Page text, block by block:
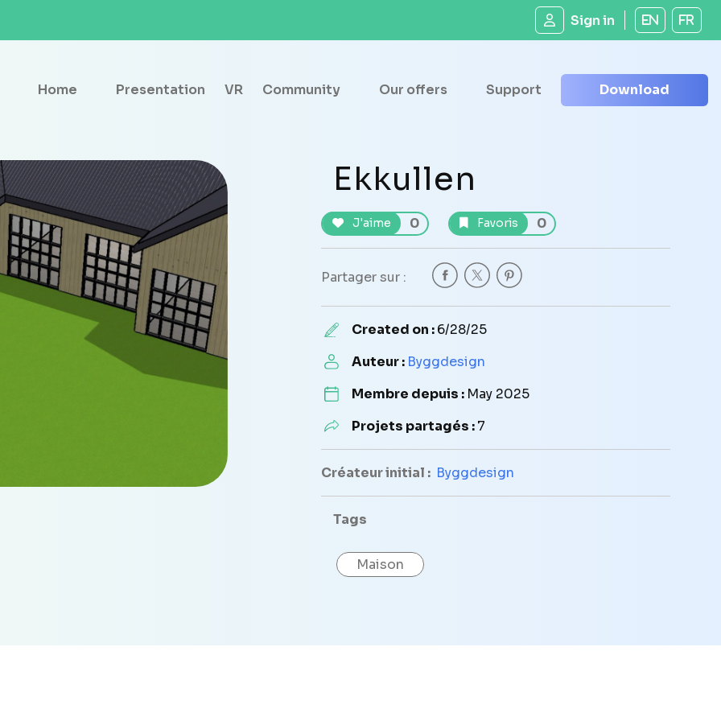
Sign in EN FR
Home Presentation VR Community Our offers Support Download
Ekkullen
J'aime 0 Favoris 0
Partager sur :
Created on :6/28/25
Auteur : Byggdesign
Membre depuis : May 2025
Projets partagés :7
Créateur initial : Byggdesign
Tags
Maison